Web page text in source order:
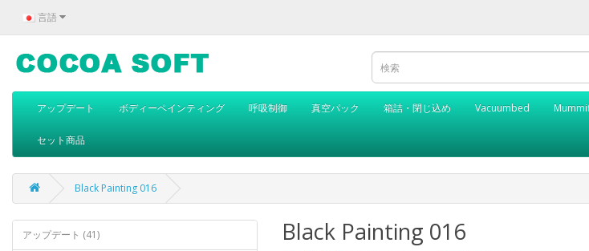
言語
アップデート ボディーペインティング 呼吸制御 真空パック 箱詰・閉じ込め Vacuumbed
セット商品
Black Painting 016
アップデート (41) Black Painting 016